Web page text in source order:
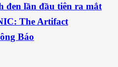
đen lần đầu tiên ra mắt
The Artifact
Báo